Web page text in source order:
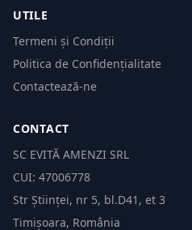
UTILE
Termeni și Condiții
Politica de Confidențialitate
Contactează-ne
CONTACT
SC EVITĂ AMENZI SRL
CUI: 47006778
Str Științei, nr 5, bl.D41, et 3
Timișoara, România